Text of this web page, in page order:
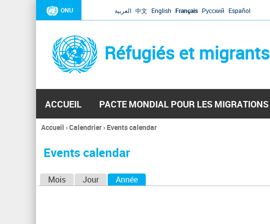
ONU العربية 中文 English Français Русский Español
Réfugiés et migrants
ACCUEIL PACTE MONDIAL POUR LES MIGRATIONS
Vous
ici
Accueil ›Calendrier› Events calendar
Events calendar
Mois Jour Année